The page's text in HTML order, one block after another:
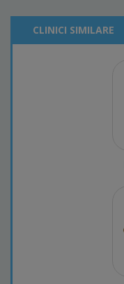
CLINICI SIMILARE